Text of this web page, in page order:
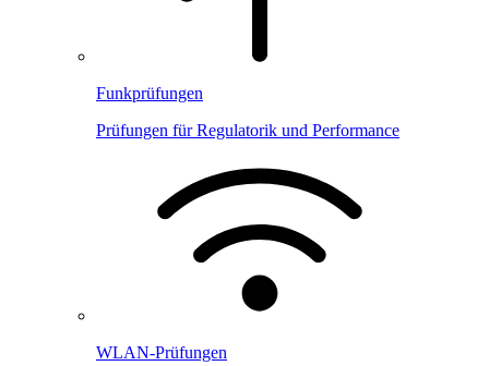
Funkprüfungen
Prüfungen für Regulatorik und Performance
WLAN-Prüfungen